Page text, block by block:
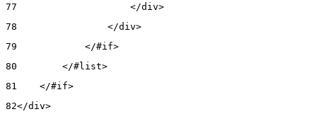
77
                    </div>
78
                </div>
79
            </#if>
80
        </#list>
81
    </#if>
82</div>